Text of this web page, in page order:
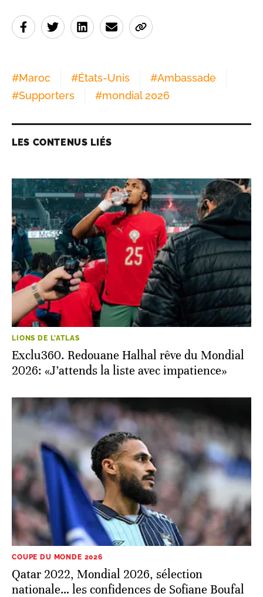
#Maroc #États-Unis #Ambassade
#Supporters #mondial 2026
LES CONTENUS LIÉS
LIONS DE L'ATLAS
Exclu360. Redouane Halhal rêve du Mondial
2026: «J’attends la liste avec impatience»
COUPE DU MONDE 2026
Qatar 2022, Mondial 2026, sélection
nationale… les confidences de Sofiane Boufal